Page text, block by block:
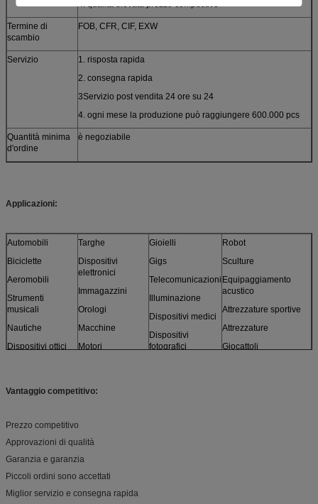
4. qualità elevata prezzo competitivo
Termine di
scambio
FOB, CFR, CIF, EXW
Servizio
1. risposta rapida
2. consegna rapida
3Servizio post vendita 24 ore su 24
4. ogni mese la produzione può raggiungere 600.000 pcs
Quantità minima
d'ordine
è negoziabile
Applicazioni:
Automobili
Biciclette
Aeromobili
Strumenti
musicali
Nautiche
Dispositivi ottici
Targhe
Dispositivi
elettronici
Immagazzini
Orologi
Macchine
Motori
Gioielli
Gigs
Telecomunicazioni
Illuminazione
Dispositivi medici
Dispositivi
fotografici
Robot
Sculture
Equipaggiamento
acustico
Attrezzature sportive
Attrezzature
Giocattoli
Vantaggio competitivo:
Prezzo competitivo
Approvazioni di qualità
Garanzia e garanzia
Piccoli ordini sono accettati
Miglior servizio e consegna rapida